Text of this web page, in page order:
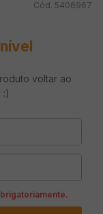
5406967
voltar ao
:)